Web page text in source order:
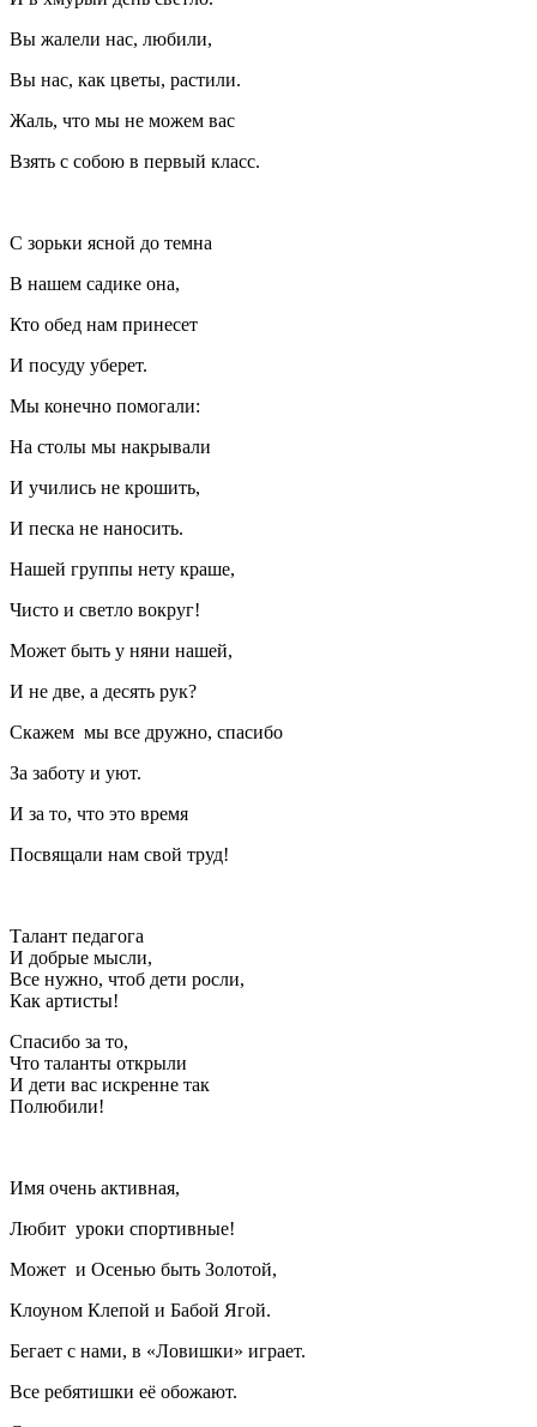
Вы жалели нас, любили,
Вы нас, как цветы, растили.
Жаль, что мы не можем вас
Взять с собою в первый класс.
С зорьки ясной до темна
В нашем садике она,
Кто обед нам принесет
И посуду уберет.
Мы конечно помогали:
На столы мы накрывали
И учились не крошить,
И песка не наносить.
Нашей группы нету краше,
Чисто и светло вокруг!
Может быть у няни нашей,
И не две, а десять рук?
Скажем мы все дружно, спасибо
За заботу и уют.
И за то, что это время
Посвящали нам свой труд!
Талант педагога
И добрые мысли,
Все нужно, чтоб дети росли,
Как артисты!
Спасибо за то,
Что таланты открыли
И дети вас искренне так
Полюбили!
Имя очень активная,
Любит уроки спортивные!
Может и Осенью быть Золотой,
Клоуном Клепой и Бабой Ягой.
Бегает с нами, в «Ловишки» играет.
Все ребятишки её обожают.